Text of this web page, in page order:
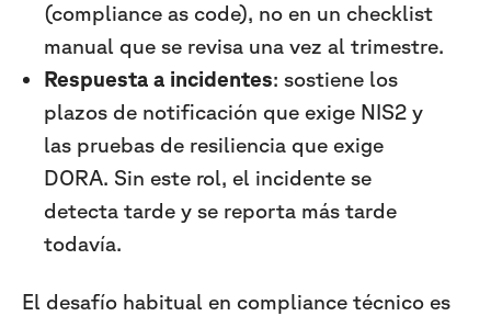
(compliance as code), no en un checklist
manual que se revisa una vez al trimestre.
Respuesta a incidentes: sostiene los
plazos de notificación que exige NIS2 y
las pruebas de resiliencia que exige
DORA. Sin este rol, el incidente se
detecta tarde y se reporta más tarde
todavía.
El desafío habitual en compliance técnico es